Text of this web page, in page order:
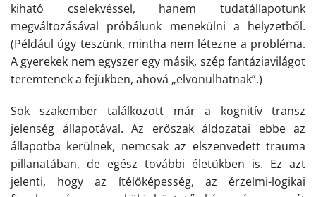
kiható cselekvéssel, hanem tudatállapotunk
megváltozásával próbálunk menekülni a helyzetből.
(Például úgy teszünk, mintha nem létezne a probléma.
A gyerekek nem egyszer egy másik, szép fantáziavilágot
teremtenek a fejükben, ahová „elvonulhatnak”.)
Sok szakember találkozott már a kognitív transz
jelenség állapotával. Az erőszak áldozatai ebbe az
állapotba kerülnek, nemcsak az elszenvedett trauma
pillanatában, de egész további életükben is. Ez azt
jelenti, hogy az ítélőképesség, az érzelmi-logikai